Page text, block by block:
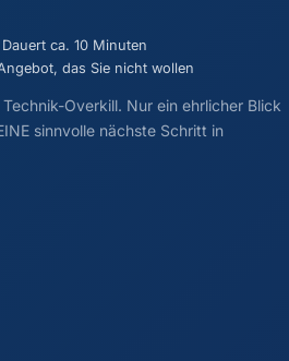
Dauert ca. 10 Minuten
das Sie nicht wollen
Overkill. Nur ein ehrlicher Blick
sinnvolle nächste Schritt in